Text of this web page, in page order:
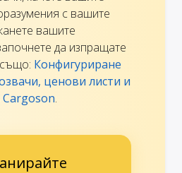
с вашите
вашите
да изпращате
Конфигуриране
ценови листи и
.